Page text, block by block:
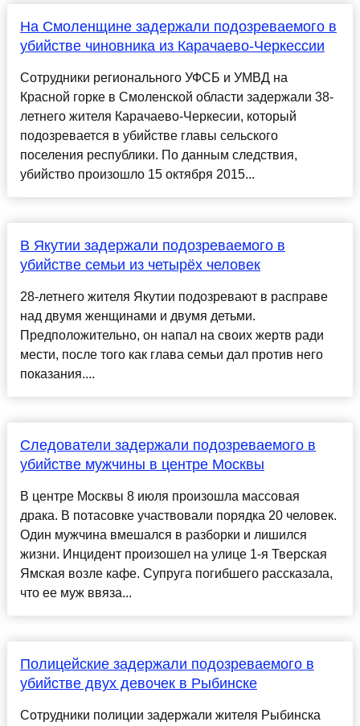
На Смоленщине задержали подозреваемого в
убийстве чиновника из Карачаево-Черкессии
Сотрудники регионального УФСБ и УМВД на
Красной горке в Смоленской области задержали 38-
летнего жителя Карачаево-Черкесии, который
подозревается в убийстве главы сельского
поселения республики. По данным следствия,
убийство произошло 15 октября 2015...
В Якутии задержали подозреваемого в
убийстве семьи из четырёх человек
28-летнего жителя Якутии подозревают в расправе
над двумя женщинами и двумя детьми.
Предположительно, он напал на своих жертв ради
мести, после того как глава семьи дал против него
показания....
Следователи задержали подозреваемого в
убийстве мужчины в центре Москвы
В центре Москвы 8 июля произошла массовая
драка. В потасовке участвовали порядка 20 человек.
Один мужчина вмешался в разборки и лишился
жизни. Инцидент произошел на улице 1-я Тверская
Ямская возле кафе. Супруга погибшего рассказала,
что ее муж ввяза...
Полицейские задержали подозреваемого в
убийстве двух девочек в Рыбинске
Сотрудники полиции задержали жителя Рыбинска